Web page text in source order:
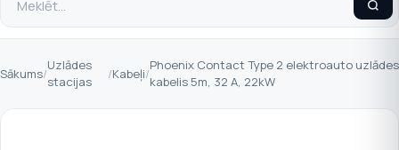
Sākums/
Uzlādes
stacijas
/Kabeļi/
Phoenix Contact Type 2 elektroauto uzlādes
kabelis 5m, 32 A, 22kW